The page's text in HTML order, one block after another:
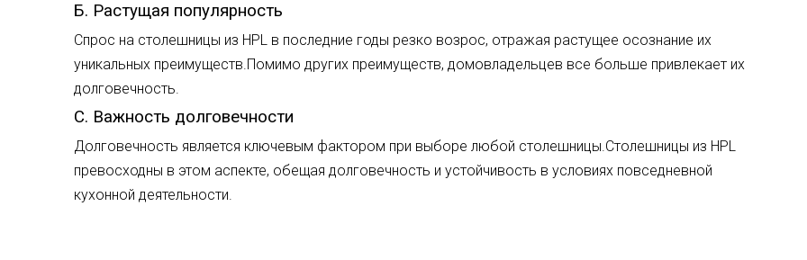
Б. Растущая популярность
Спрос на столешницы из HPL в последние годы резко возрос, отражая растущее осознание их
уникальных преимуществ.Помимо других преимуществ, домовладельцев все больше привлекает их
долговечность.
C. Важность долговечности
Долговечность является ключевым фактором при выборе любой столешницы.Столешницы из HPL
превосходны в этом аспекте, обещая долговечность и устойчивость в условиях повседневной
кухонной деятельности.